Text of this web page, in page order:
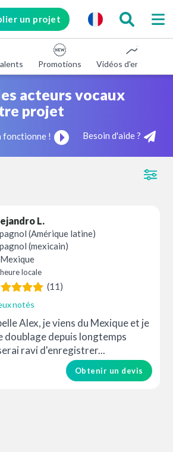
un projet
Promotions Vidéos d'entreprise
acteurs vocaux
projet
fonctionne ! Besoin d'aide ?
L.
(Amérique latine)
(mexicain)
Mexique
heure locale
(11)
notés
Alex, je viens du Mexique et je
doublage depuis longtemps
ravi d'enregistrer...
Obtenir un devis